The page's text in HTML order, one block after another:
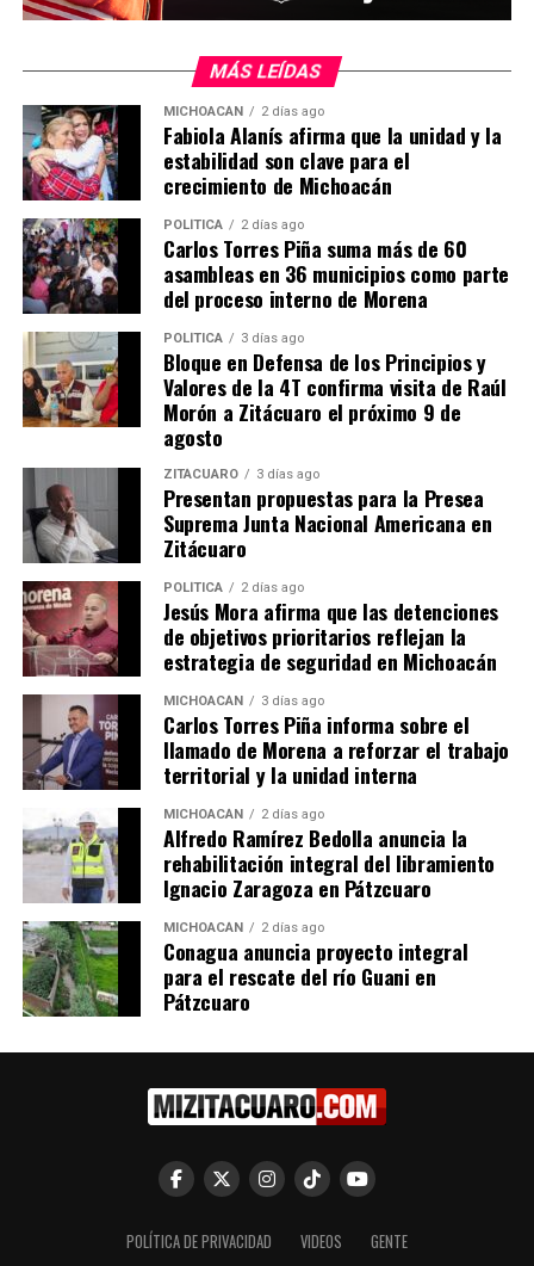
Me gusta esto:
Relacionado
SSP, Sedena y GN aseguran
2 armas de fuego y más de
650 municiones; en
Apatzingán
• Las acciones
interinstitucionales en esta
demarcación, permitieron
el decomiso de un arma
larga calibre 7.62x39
milímetros, una pistola
calibre .38 milímetros, 18
cargadores y 660 cartuchos
útiles. Apatzingán,
Michoacán, 3 de julio del
2023.- La permanente
presencia interinstitucional
en la región de Tierra
Caliente de los elementos
de las…
En "Seguridad"
Sedena y SSP aseguran
vehículos con armamento
en Aguililla
22 febrero, 2017
SSP, Sedena y GN aseguran
arsenal con 610 municiones
en Aguililla
4 mayo, 2023
En "Seguridad"
UP NEXT
Transformación de la FGE impulsa la confianza
empresarial y el combate a la corrupción
DON'T MISS
Suspenden labores de búsqueda de persona
presuntamente ahogada en Presa de Zirahuato
MÁS LEÍDAS
MICHOACÁN 2 días ago
Fabiola Alanís afirma que la unidad y la
estabilidad son clave para el
crecimiento de Michoacán
POLÍTICA 2 días ago
Carlos Torres Piña suma más de 60
asambleas en 36 municipios como parte
del proceso interno de Morena
POLÍTICA 3 días ago
Bloque en Defensa de los Principios y
Valores de la 4T confirma visita de Raúl
Morón a Zitácuaro el próximo 9 de
agosto
ZITÁCUARO 3 días ago
Presentan propuestas para la Presea
Suprema Junta Nacional Americana en
Zitácuaro
POLÍTICA 2 días ago
Jesús Mora afirma que las detenciones
de objetivos prioritarios reflejan la
estrategia de seguridad en Michoacán
MICHOACÁN 3 días ago
Carlos Torres Piña informa sobre el
llamado de Morena a reforzar el trabajo
territorial y la unidad interna
MICHOACÁN 2 días ago
Alfredo Ramírez Bedolla anuncia la
rehabilitación integral del libramiento
Ignacio Zaragoza en Pátzcuaro
MICHOACÁN 2 días ago
Conagua anuncia proyecto integral
para el rescate del río Guani en
Pátzcuaro
POLÍTICA DE PRIVACIDAD VIDEOS GENTE